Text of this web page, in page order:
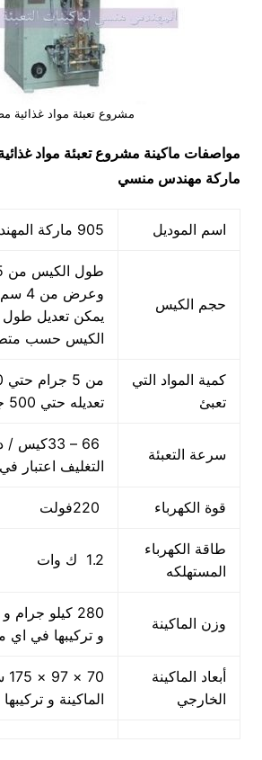
مشروع تعبئة مواد غذائية
مواصفات ماكينة مشروع تعبئة مواد
ماركة مهندس منسي
اسم الموديل 905 ماركة المهندس منسي
حجم الكيس
يمكن تعديل
الكيس حسب
كمية المواد التي
تعبئ
تعديله حتي 500 جرام
سرعة التعبئة
66 –
التغليف اعتبار
قوة الكهرباء
طاقة الكهرباء
المستهلكه
1.2 ك وات
وزن الماكينة
280 كيلو
و تركيبها في اي
أبعاد الماكينة
الخارجي
الماكينة و